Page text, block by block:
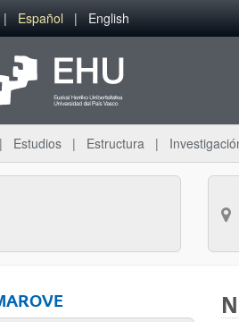
Español English
Estudios Estructura